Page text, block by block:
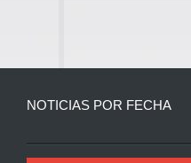
NOTICIAS POR FECHA